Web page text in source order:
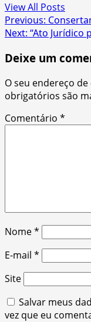
View All Posts
Post
navigation
Previous:
Next: “Ato Jurídico
Deixe um
O seu endereço
obrigatórios são
Comentário *
Nome*
E-mail *
Site
Salvar meus
vez que eu